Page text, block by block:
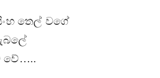
තෙල් වගේ
වේ…..